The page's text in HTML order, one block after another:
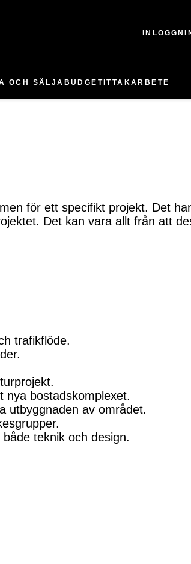
OCH SÄLJA BUDGET ITTAKARBETE
för ett specifikt projekt. Det
Det kan vara allt från att
trafikflöde.
nya bostadskomplexet.
utbyggnaden av området.
teknik och design.